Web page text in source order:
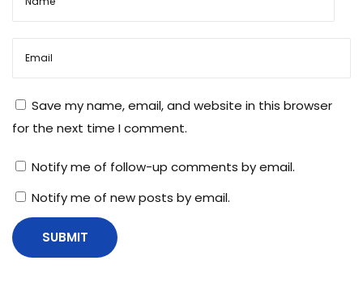
में Save my name, email, and website in this browser
for the next time I comment.
Notify me of follow-up comments by email.
Notify me of new posts by email.